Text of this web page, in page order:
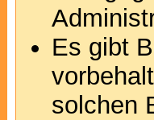
Es gibt
solchen